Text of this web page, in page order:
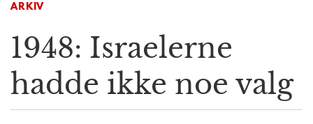
a
i
ARKIV
1948: Israelerne
hadde ikke noe valg